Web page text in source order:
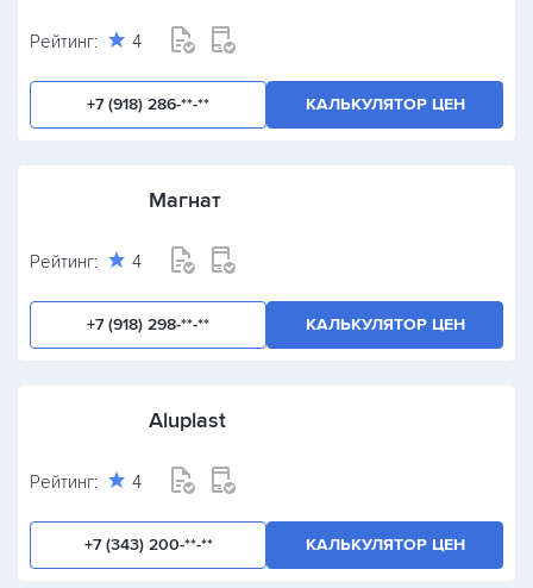
Рейтинг: 4
+7 (918) 286-**-** КАЛЬКУЛЯТОР ЦЕН
Магнат
Рейтинг: 4
+7 (918) 298-**-** КАЛЬКУЛЯТОР ЦЕН
Aluplast
Рейтинг: 4
+7 (343) 200-**-** КАЛЬКУЛЯТОР ЦЕН